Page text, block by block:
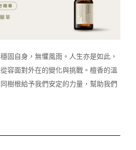
固自身，無懼風雨。人生亦是如此，
容面對外在的變化與挑戰。檀香的溫
樹根給予我們安定的力量，幫助我們